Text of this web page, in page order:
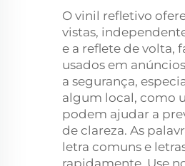
O vinil refletivo
vistas,
e a reflete de volta,
usados em
a segurança,
algum local, como
podem ajudar a
de clareza. As
letra comuns e
rapidamente. Use